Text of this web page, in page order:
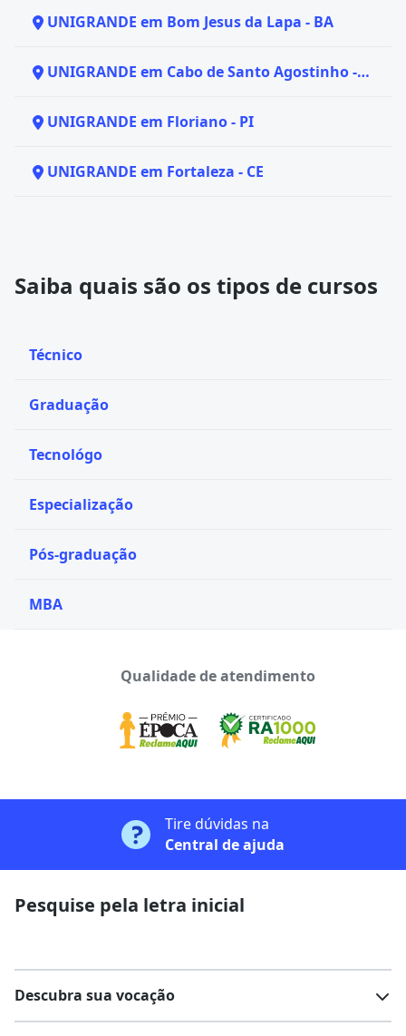
UNIGRANDE em Bom Jesus da Lapa - BA
UNIGRANDE em Cabo de Santo Agostinho -
UNIGRANDE em Floriano - PI
UNIGRANDE em Fortaleza - CE
Saiba quais são os tipos de cursos
Técnico
Graduação
Tecnológo
Especialização
Pós-graduação
MBA
Qualidade de atendimento
Tire dúvidas na
Central de ajuda
Pesquise pela letra inicial
Descubra sua vocação